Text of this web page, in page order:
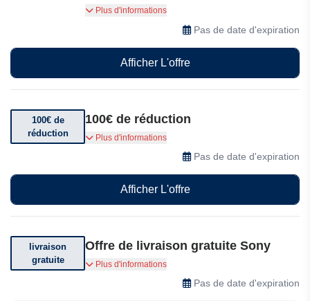
Profitez de jusqu'à 35% de réduction sur une
Plus d'informations
Pas de date d'expiration
Afficher L'offre
100€ de
réduction
100€ de réduction
Obtenez 100€ de réduction sur les appareils
Plus d'informations
Pas de date d'expiration
Afficher L'offre
livraison
gratuite
Offre de livraison gratuite Sony
Bénéficiez de la livraison gratuite pour toute
commande supérieure à 50€
Plus d'informations
Pas de date d'expiration